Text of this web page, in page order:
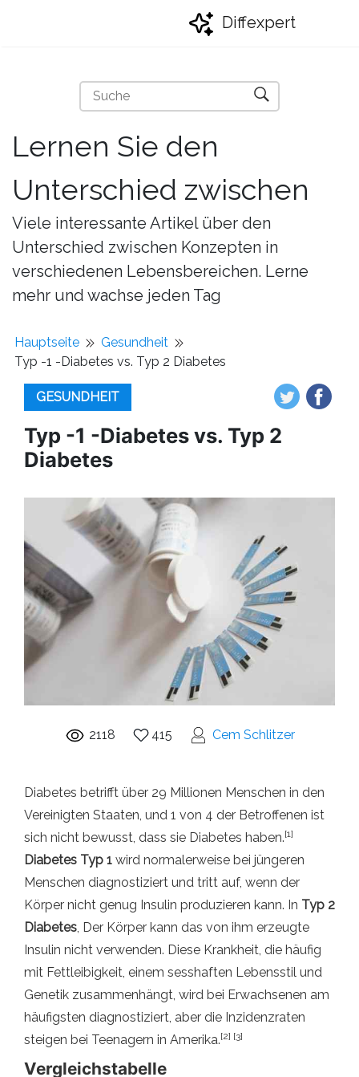
Diffexpert
Lernen Sie den
Unterschied zwischen
Viele interessante Artikel über den
Unterschied zwischen Konzepten in
verschiedenen Lebensbereichen. Lerne
mehr und wachse jeden Tag
Hauptseite
Gesundheit
Typ -1 -Diabetes vs. Typ 2 Diabetes
GESUNDHEIT
Typ -1 -Diabetes vs. Typ 2
Diabetes
2118 415 Cem Schlitzer
Diabetes betrifft über 29 Millionen Menschen in den
Vereinigten Staaten, und 1 von 4 der Betroffenen ist
sich nicht bewusst, dass sie Diabetes haben.[1]
Diabetes Typ 1 wird normalerweise bei jüngeren
Menschen diagnostiziert und tritt auf, wenn der
Körper nicht genug Insulin produzieren kann. In Typ 2
Diabetes , Der Körper kann das von ihm erzeugte
Insulin nicht verwenden. Diese Krankheit, die häufig
mit Fettleibigkeit, einem sesshaften Lebensstil und
Genetik zusammenhängt, wird bei Erwachsenen am
häufigsten diagnostiziert, aber die Inzidenzraten
steigen bei Teenagern in Amerika.[2] [3]
Vergleichstabelle